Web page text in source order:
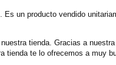
Es un producto vendido
tienda. Gracias a
tienda te lo ofrecemos a muy